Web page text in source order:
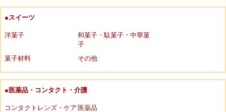
●スイーツ
洋菓子
和菓子・駄菓子・中華菓
子
菓子材料
その他
●医薬品・コンタクト・介護
コンタクトレンズ・ケア 医薬品